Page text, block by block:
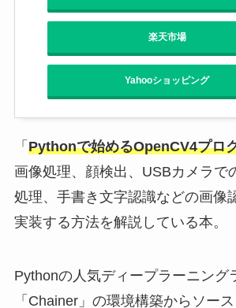
楽天市場
Yahooショッピング
「 Pythonで始めるOpenCV4プロ
画像処理、顔検出、USBカメラで
処理、手書き文字認識などの画像
実装する方法を解説している本。
Pythonの人気ディープラーニング
「Chainer」の環境構築からソー